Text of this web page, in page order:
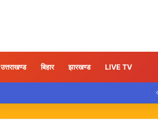
उत्तराखण्ड बिहार झारखण्ड LIVE TV